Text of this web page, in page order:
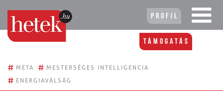
Profil
Támogatás
# META # MESTERSÉGES INTELLIGENCIA
# ENERGIAVÁLSÁG